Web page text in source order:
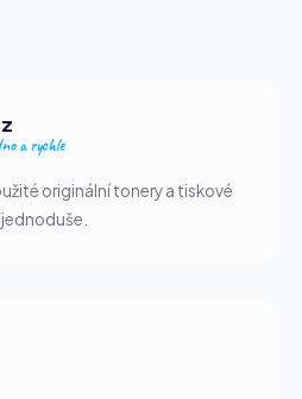
a rychle
originální tonery a tiskové